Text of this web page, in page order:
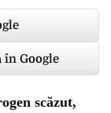
în Google
scăzut,